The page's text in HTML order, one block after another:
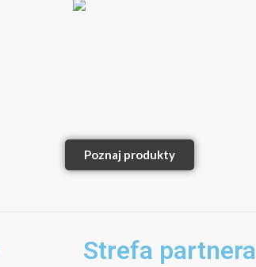
Poznaj produkty
Strefa partnera